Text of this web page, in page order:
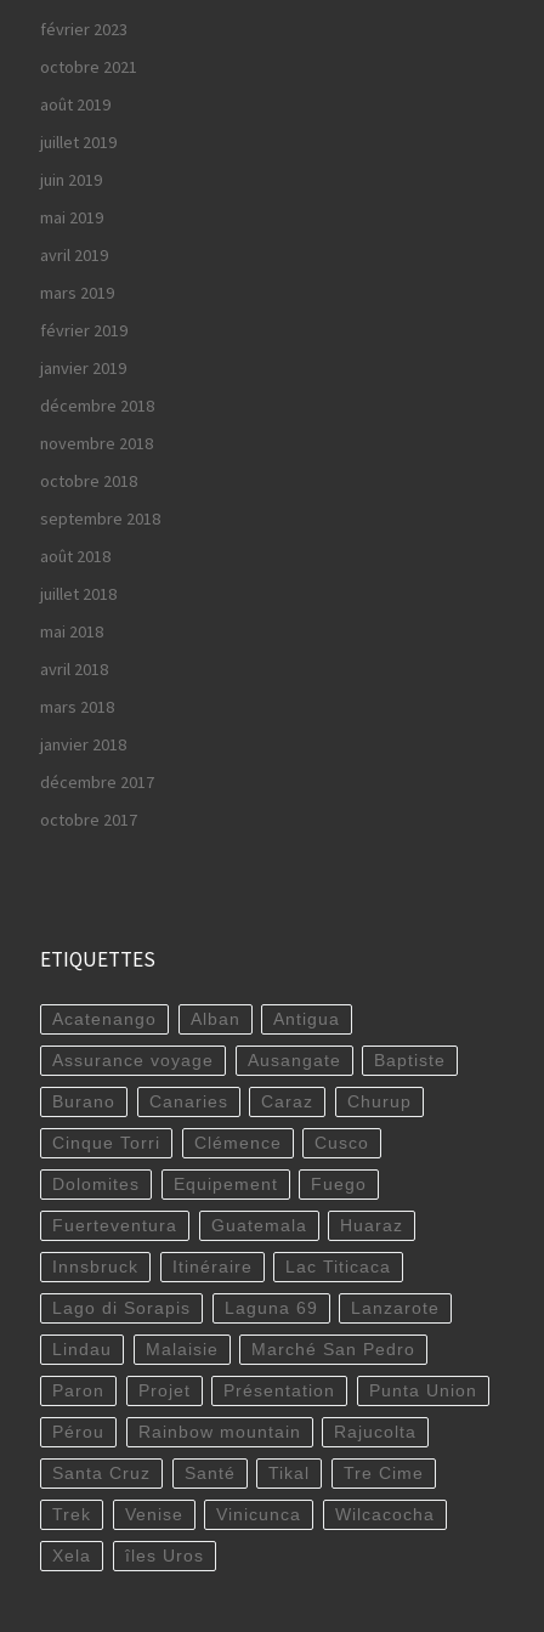
février 2023
octobre 2021
août 2019
juillet 2019
juin 2019
mai 2019
avril 2019
mars 2019
février 2019
janvier 2019
décembre 2018
novembre 2018
octobre 2018
septembre 2018
août 2018
juillet 2018
mai 2018
avril 2018
mars 2018
janvier 2018
décembre 2017
octobre 2017
ETIQUETTES
Acatenango Alban Antigua
Assurance voyage Ausangate Baptiste
Burano Canaries Caraz Churup
Cinque Torri Clémence Cusco
Dolomites Equipement Fuego
Fuerteventura Guatemala Huaraz
Innsbruck Itinéraire Lac Titicaca
Lago di Sorapis Laguna 69 Lanzarote
Lindau Malaisie Marché San Pedro
Paron Projet Présentation Punta Union
Pérou Rainbow mountain Rajucolta
Santa Cruz Santé Tikal Tre Cime
Trek Venise Vinicunca Wilcacocha
Xela îles Uros